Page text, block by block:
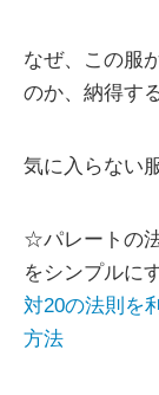
なぜ、この服
のか、納得す
気に入らない
☆パレートの
をシンプルに
対20の法則を
方法